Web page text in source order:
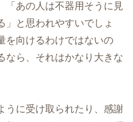
「あの人は不器用そうに見
」と思われやすいでしょ
を向けるわけではないの
なら、それはかなり大きな
うに受け取られたり、感謝